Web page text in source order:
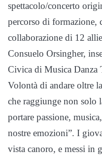
spettacolo/concerto
percorso di formazione,
collaborazione di 12
Consuelo Orsingher,
Civica di Musica Danza
Volontà di andare oltre
che raggiunge non solo
portare passione,
nostre emozioni”. I
vista canoro, e messi in